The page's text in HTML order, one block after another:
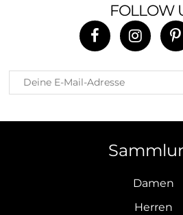
FOLLOW
Damen
Herren